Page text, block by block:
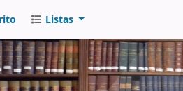
Listas